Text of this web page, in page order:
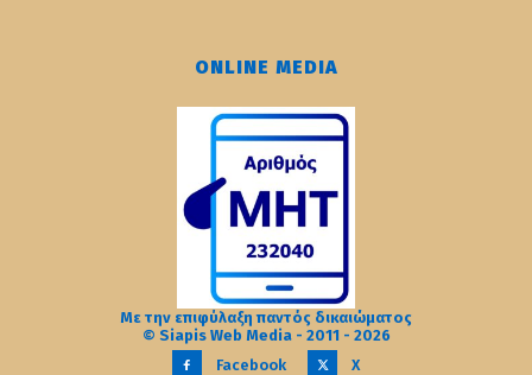
ONLINE MEDIA
Με την επιφύλαξη παντός δικαιώματος
© Siapis Web Media - 2011 - 2026
Facebook
X